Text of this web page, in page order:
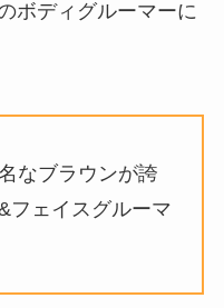
ボディグルーマーに
なブラウンが誇
フェイスグルーマ